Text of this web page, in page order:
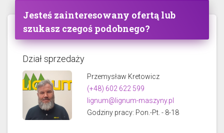
Jesteś zainteresowany ofertą lub
szukasz czegoś podobnego?
Dział sprzedaży
Przemysław Kretowicz
(+48) 602 622 599
lignum@lignum-maszyny.pl
Godziny pracy: Pon.-Pt. - 8-18